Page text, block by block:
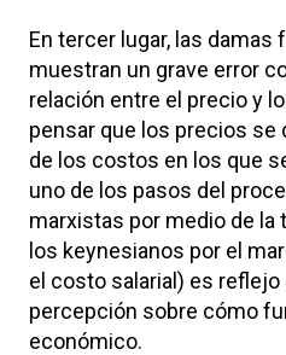
En tercer lugar, las
muestran un grave error
relación entre el precio y
pensar que los precios
de los costos en los que
uno de los pasos del
marxistas por medio de la
los keynesianos por el
el costo salarial) es reflejo
percepción sobre cómo
económico.